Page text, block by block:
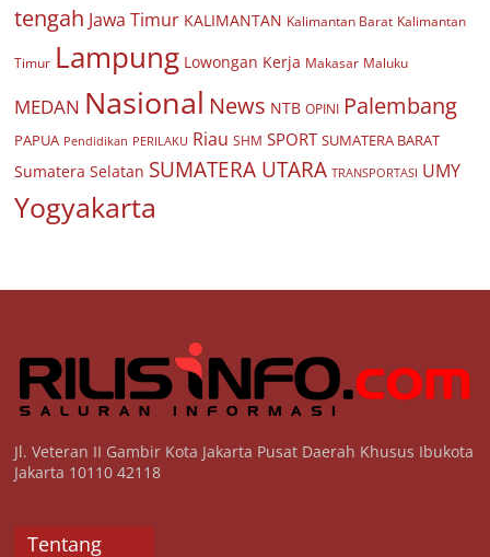
tengah Jawa Timur KALIMANTAN Kalimantan Barat Kalimantan
Timur Lampung Lowongan Kerja Makasar Maluku
MEDAN Nasional News NTB OPINI Palembang
PAPUA Pendidikan PERILAKU Riau SHM SPORT SUMATERA BARAT
Sumatera Selatan SUMATERA UTARA TRANSPORTASI UMY
Yogyakarta
Jl. Veteran II Gambir Kota Jakarta Pusat Daerah Khusus Ibukota
Jakarta 10110 42118
Tentang